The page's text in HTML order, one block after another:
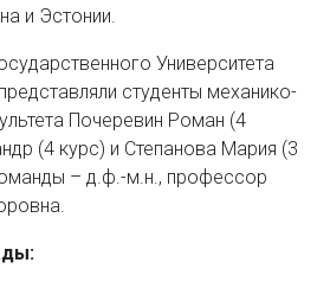
и Эстонии.
Университета
студенты механико-
Почеревин Роман (4
(4 курс) и Степанова Мария (3
– д.ф.-м.н., профессор